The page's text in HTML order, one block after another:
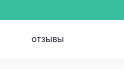
ОТЗЫВЫ